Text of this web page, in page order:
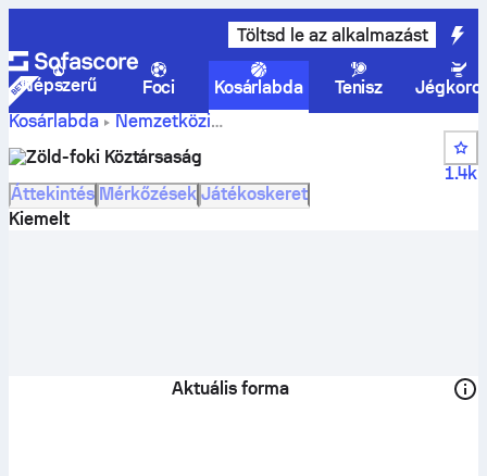
Töltsd le az alkalmazást
Népszerű Foci Kosárlabda Tenisz
Kosárlabda
Nemzetközi
FIBA World Cup Qualification, Africa
Köztársaság állások, helyezések, program és játékosok
Zöld-foki Köztársaság
1.4k
Áttekintés Mérkőzések Játékoskeret
Kiemelt
Aktuális forma